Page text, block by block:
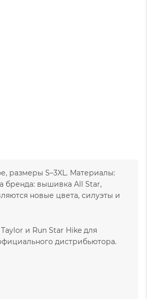
размеры S–3XL. Материалы:
бренда: вышивка All Star,
новые цвета, силуэты и
и Run Star Hike для
дистрибьютора.